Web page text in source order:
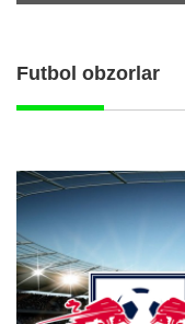
Futbol obzorlar